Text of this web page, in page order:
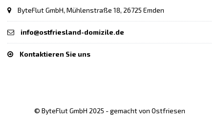
ByteFlut GmbH, Mühlenstraße 18, 26725 Emden
info@ostfriesland-domizile.de
Kontaktieren Sie uns
© ByteFlut GmbH 2025 - gemacht von Ostfriesen